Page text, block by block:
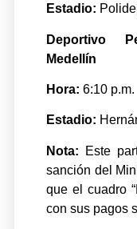
Estadio:
Deportivo
Medellín
Hora: 6:10 p.m.
Estadio:
Nota: Este
sanción del
que el cuadro
con sus pagos